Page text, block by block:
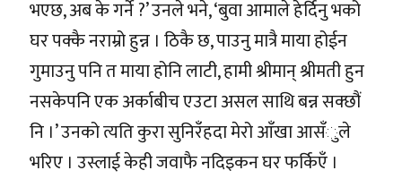
भएछ, अब के गर्ने ?’ उनले भने, ‘बुवा आमाले हेर्दिनु भको
घर पक्कै नराम्रो हुन्न । ठिकै छ, पाउनु मात्रै माया होईन
गुमाउनु पनि त माया होनि लाटी, हामी श्रीमान् श्रीमती हुन
नसकेपनि एक अर्काबीच एउटा असल साथि बन्न सक्छौं
नि ।’ उनको त्यति कुरा सुनिरँहदा मेरो आँखा आसँुले
भरिए । उस्लाई केही जवाफै नदिइकन घर फर्किएँ ।